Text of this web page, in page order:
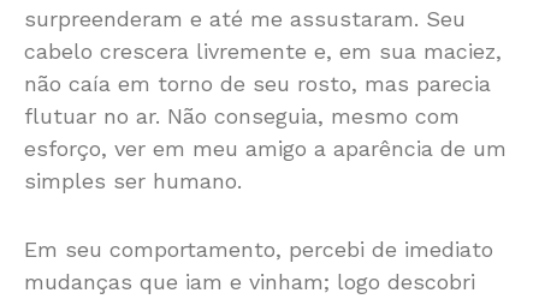
surpreenderam e até me assustaram. Seu
cabelo crescera livremente e, em sua maciez,
não caía em torno de seu rosto, mas parecia
flutuar no ar. Não conseguia, mesmo com
esforço, ver em meu amigo a aparência de um
simples ser humano.
Em seu comportamento, percebi de imediato
mudanças que iam e vinham; logo descobri